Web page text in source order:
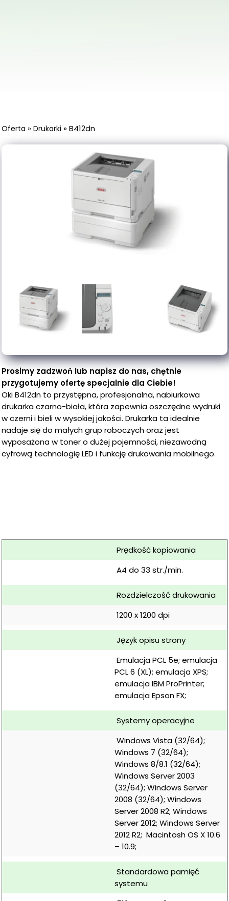
Oferta » Drukarki »B412dn
Prosimy zadzwoń lub napisz do nas, chętnie
przygotujemy ofertę specjalnie dla Ciebie!
Oki B412dn to przystępna, profesjonalna, nabiurkowa
drukarka czarno-biała, która zapewnia oszczędne wydruki
w czerni i bieli w wysokiej jakości. Drukarka ta idealnie
nadaje się do małych grup roboczych oraz jest
wyposażona w toner o dużej pojemności, niezawodną
cyfrową technologię LED i funkcję drukowania mobilnego.
Prędkość kopiowania
A4 do 33 str./min.
Rozdzielczość drukowania
1200 x 1200 dpi
Język opisu strony
Emulacja PCL 5e; emulacja
PCL 6 (XL); emulacja XPS;
emulacja IBM ProPrinter;
emulacja Epson FX;
Systemy operacyjne
Windows Vista (32/64);
Windows 7 (32/64);
Windows 8/8.1 (32/64);
Windows Server 2003
(32/64); Windows Server
2008 (32/64); Windows
Server 2008 R2; Windows
Server 2012; Windows Server
2012 R2;  Macintosh OS X 10.6
– 10.9;
Standardowa pamięć
systemu